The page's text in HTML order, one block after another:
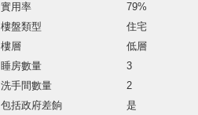
實用率
79%
樓盤類型
住宅
樓層
低層
睡房數量
3
洗手間數量
2
包括政府差餉
是